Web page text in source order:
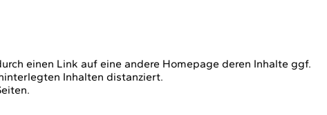
einen Link auf eine andere Homepage deren Inhalte ggf.
Inhalten distanziert.